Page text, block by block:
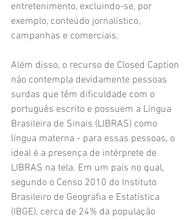
entretenimento, excluindo-se, por
exemplo, conteúdo jornalístico,
campanhas e comerciais.
Além disso, o recurso de Closed Caption
não contempla devidamente pessoas
surdas que têm dificuldade com o
português escrito e possuem a Língua
Brasileira de Sinais (LIBRAS) como
língua materna - para essas pessoas, o
ideal é a presença de intérprete de
LIBRAS na tela. Em um país no qual,
segundo o Censo 2010 do Instituto
Brasileiro de Geografia e Estatística
(IBGE), cerca de 24% da população